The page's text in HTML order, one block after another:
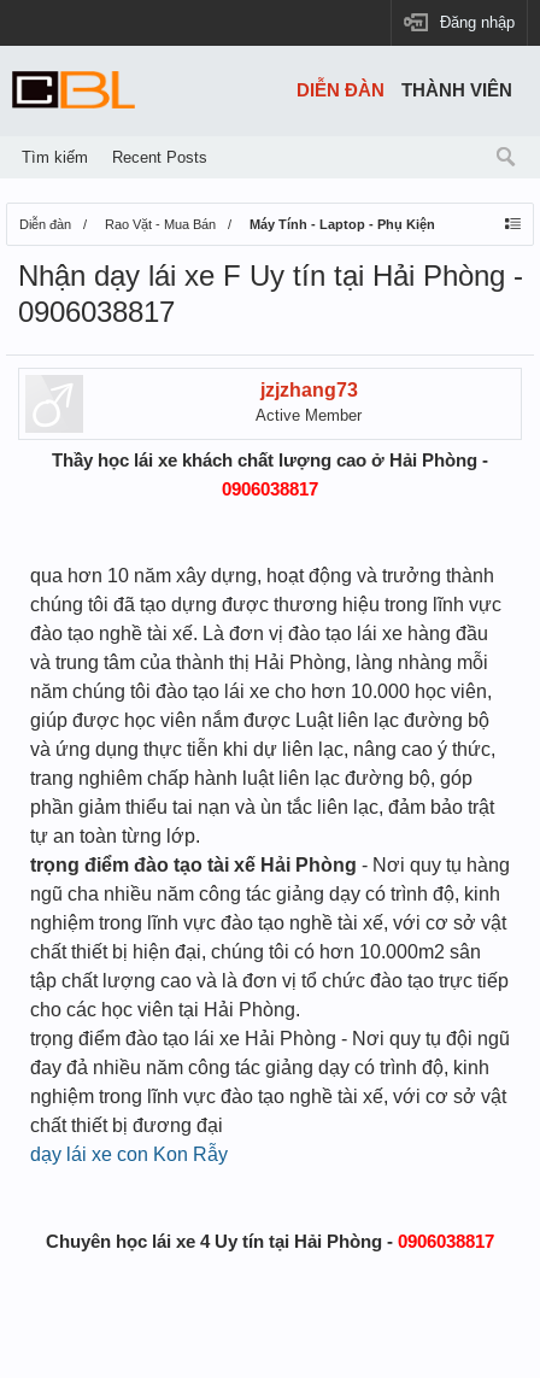
Đăng nhập
Diễn đàn Rao Vặt - Mua Bán Máy Tính - Laptop - Phụ Kiện
Nhận dạy lái xe F Uy tín tại Hải Phòng -
0906038817
jzjzhang73
Active Member
Thầy học lái xe khách chất lượng cao ở Hải Phòng -
0906038817
qua hơn 10 năm xây dựng, hoạt động và trưởng thành
chúng tôi đã tạo dựng được thương hiệu trong lĩnh vực
đào tạo nghề tài xế. Là đơn vị đào tạo lái xe hàng đầu
và trung tâm của thành thị Hải Phòng, làng nhàng mỗi
năm chúng tôi đào tạo lái xe cho hơn 10.000 học viên,
giúp được học viên nắm được Luật liên lạc đường bộ
và ứng dụng thực tiễn khi dự liên lạc, nâng cao ý thức,
trang nghiêm chấp hành luật liên lạc đường bộ, góp
phần giảm thiểu tai nạn và ùn tắc liên lạc, đảm bảo trật
tự an toàn từng lớp.
trọng điểm đào tạo tài xế Hải Phòng - Nơi quy tụ hàng
ngũ cha nhiều năm công tác giảng dạy có trình độ, kinh
nghiệm trong lĩnh vực đào tạo nghề tài xế, với cơ sở vật
chất thiết bị hiện đại, chúng tôi có hơn 10.000m2 sân
tập chất lượng cao và là đơn vị tổ chức đào tạo trực tiếp
cho các học viên tại Hải Phòng.
trọng điểm đào tạo lái xe Hải Phòng - Nơi quy tụ đội ngũ
đay đả nhiều năm công tác giảng dạy có trình độ, kinh
nghiệm trong lĩnh vực đào tạo nghề tài xế, với cơ sở vật
chất thiết bị đương đại
dạy lái xe con Kon Rẫy
Chuyên học lái xe 4 Uy tín tại Hải Phòng - 0906038817
DIỄN ĐÀN
Tìm kiếm Recent Posts
THÀNH VIÊN